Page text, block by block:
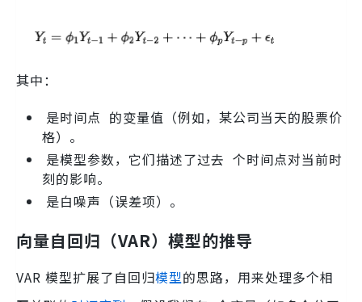
其中：
是时间点 的变量值（例如，某公司当天的股票价
格）。
是模型参数，它们描述了过去 个时间点对当前时
刻的影响。
是白噪声（误差项）。
向量自回归（VAR）模型的推导
VAR 模型扩展了自回归模型的思路，用来处理多个相